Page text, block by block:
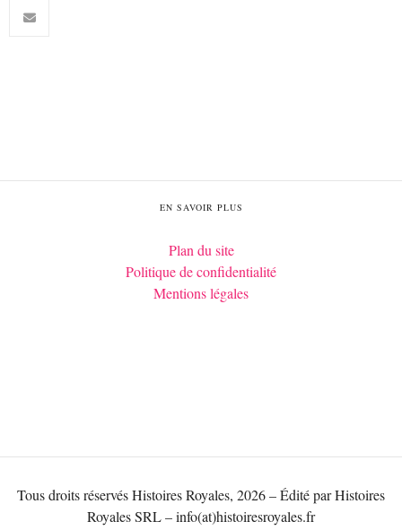
EN SAVOIR PLUS
Plan du site
Politique de confidentialité
Mentions légales
Tous droits réservés Histoires Royales, 2026 – Édité par Histoires
Royales SRL – info(at)histoiresroyales.fr